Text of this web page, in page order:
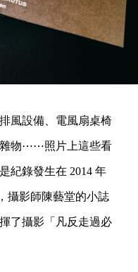
風設備、電風扇桌椅
雜物⋯⋯照片上這些看
紀錄發生在 2014 年
攝影師陳藝堂的小誌
揮了攝影「凡反走過必